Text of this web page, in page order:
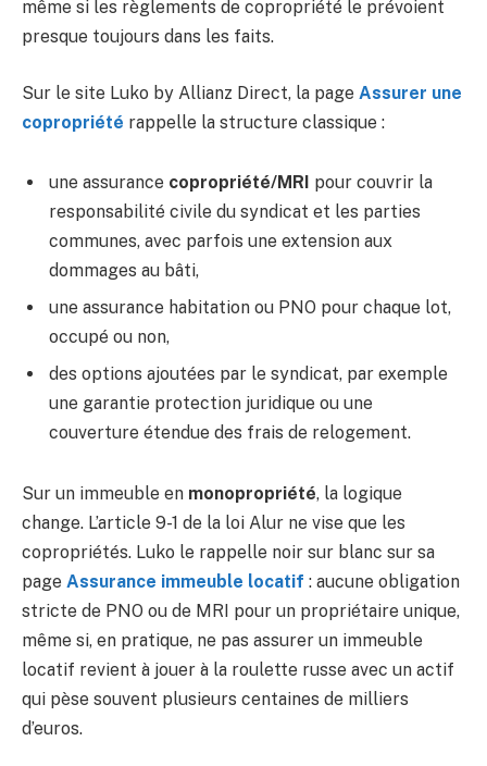
même si les règlements de copropriété le prévoient
presque toujours dans les faits.
Sur le site Luko by Allianz Direct, la page Assurer une
copropriété rappelle la structure classique :
une assurance copropriété/MRI pour couvrir la
responsabilité civile du syndicat et les parties
communes, avec parfois une extension aux
dommages au bâti,
une assurance habitation ou PNO pour chaque lot,
occupé ou non,
des options ajoutées par le syndicat, par exemple
une garantie protection juridique ou une
couverture étendue des frais de relogement.
Sur un immeuble en monopropriété, la logique
change. L’article 9-1 de la loi Alur ne vise que les
copropriétés. Luko le rappelle noir sur blanc sur sa
page Assurance immeuble locatif : aucune obligation
stricte de PNO ou de MRI pour un propriétaire unique,
même si, en pratique, ne pas assurer un immeuble
locatif revient à jouer à la roulette russe avec un actif
qui pèse souvent plusieurs centaines de milliers
d’euros.